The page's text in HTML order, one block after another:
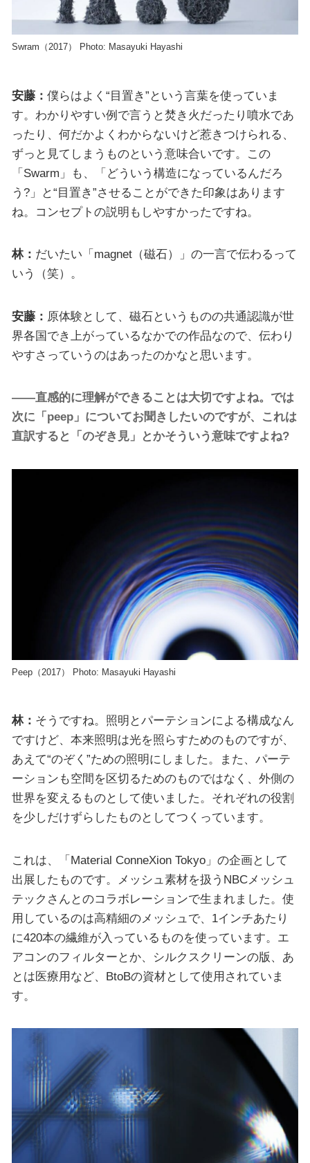
Swram（2017） Photo: Masayuki Hayashi
安藤： 僕らはよく“目置き”という言葉を使っていま
す。わかりやすい例で言うと焚き火だったり噴水であ
ったり、何だかよくわからないけど惹きつけられる、
ずっと見てしまうものという意味合いです。この
「Swarm」も、「どういう構造になっているんだろ
う?」と“目置き”させることができた印象はあります
ね。コンセプトの説明もしやすかったですね。
林： だいたい「magnet（磁石）」の一言で伝わるって
いう（笑）。
安藤： 原体験として、磁石というものの共通認識が世
界各国でき上がっているなかでの作品なので、伝わり
やすさっていうのはあったのかなと思います。
――直感的に理解ができることは大切ですよね。では
次に「peep」についてお聞きしたいのですが、これは
直訳すると「のぞき見」とかそういう意味ですよね?
Peep（2017） Photo: Masayuki Hayashi
林： そうですね。照明とパーテションによる構成なん
ですけど、本来照明は光を照らすためのものですが、
あえて“のぞく”ための照明にしました。また、パーテ
ーションも空間を区切るためのものではなく、外側の
世界を変えるものとして使いました。それぞれの役割
を少しだけずらしたものとしてつくっています。
これは、「Material ConneXion Tokyo」の企画として
出展したものです。メッシュ素材を扱うNBCメッシュ
テックさんとのコラボレーションで生まれました。使
用しているのは高精細のメッシュで、1インチあたり
に420本の繊維が入っているものを使っています。エ
アコンのフィルターとか、シルクスクリーンの版、あ
とは医療用など、BtoBの資材として使用されていま
す。